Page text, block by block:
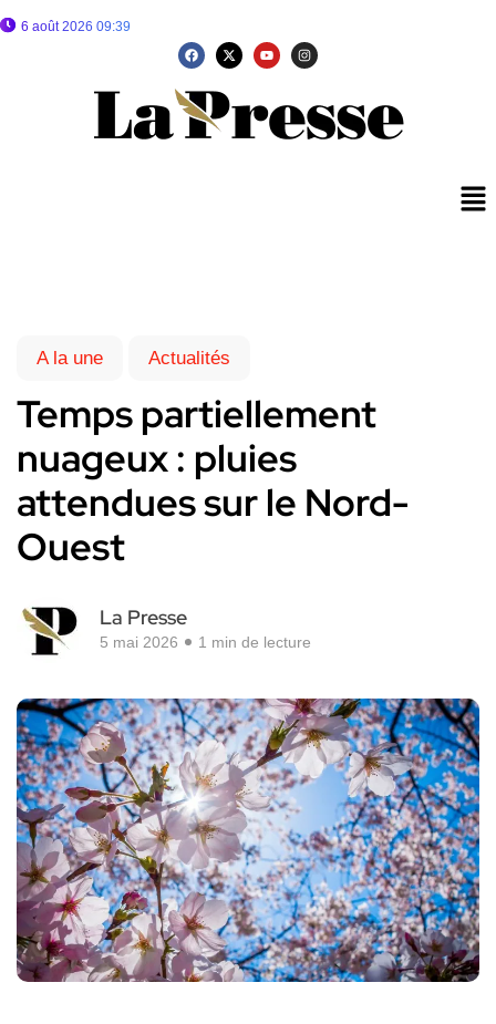
6 août 2026 09:39
A la une Actualités
Temps partiellement
nuageux : pluies
attendues sur le Nord-
Ouest
La Presse
5 mai 2026 1 min de lecture